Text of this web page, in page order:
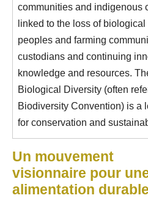
communities and indigenous
linked to the loss of
peoples and farming
custodians and continuing
knowledge and resources.
Biological Diversity (often
Biodiversity Convention) is a
for conservation and
Un mouvement
visionnaire pour
alimentation durable